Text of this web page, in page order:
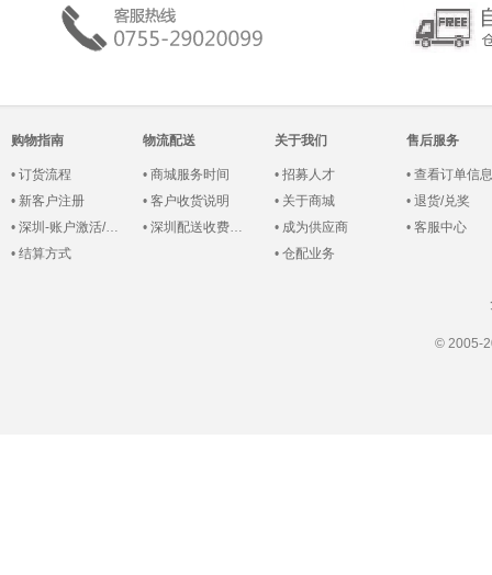
购物指南
• 订货流程
• 新客户注册
• 深圳-账户激活/登录
• 结算方式
物流配送
• 商城服务时间
• 客户收货说明
• 深圳配送收费说明
关于我们
• 招募人才
• 关于商城
• 成为供应商
• 仓配业务
售后服务
• 查看订单信息
• 退货/兑奖
• 客服中心
© 2005-